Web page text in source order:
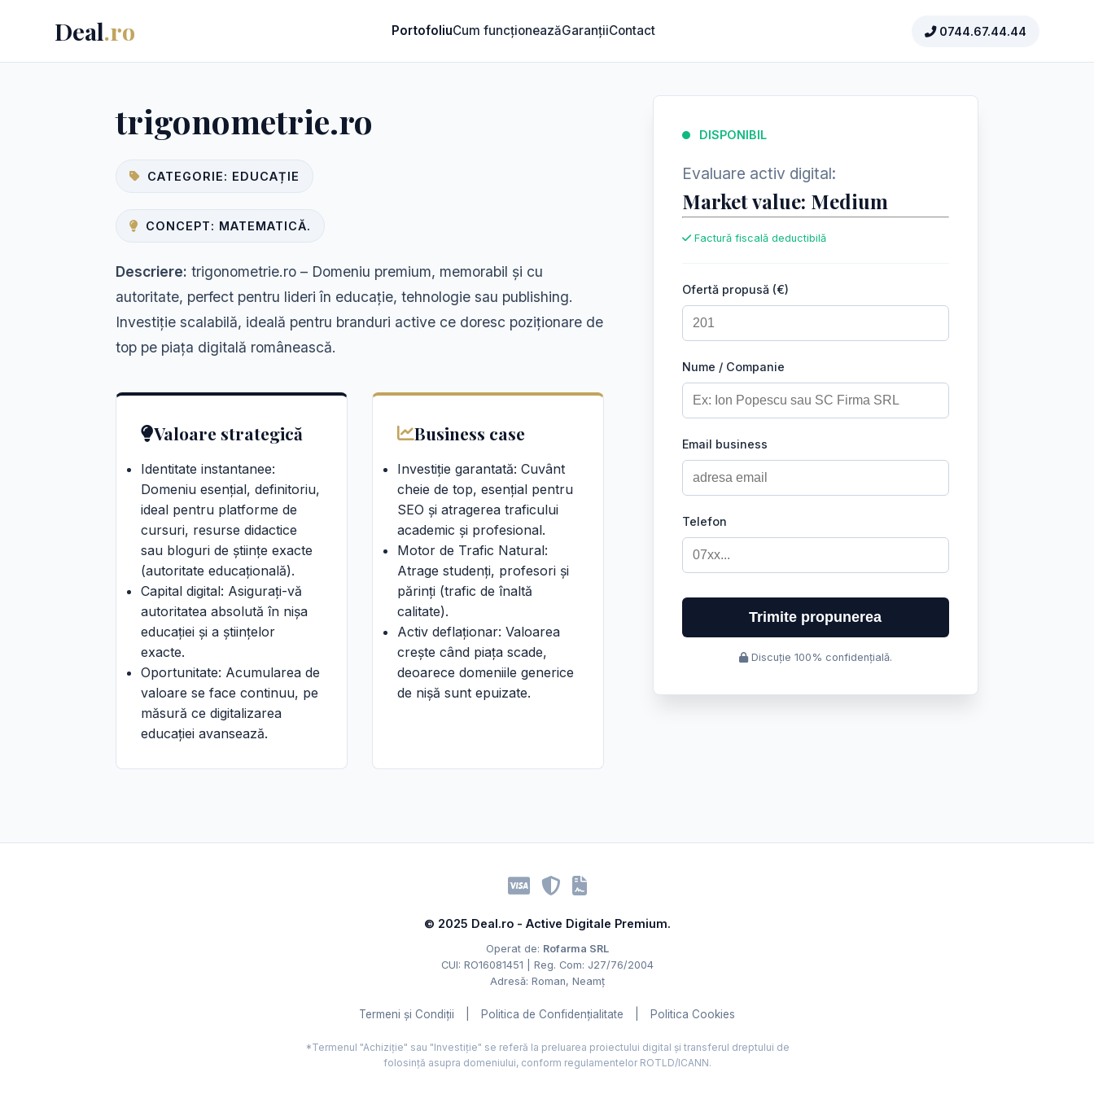
Deal.ro PortofoliuCum funcționeazăGaranțiiContact 0744.67.44.44
trigonometrie.ro
CATEGORIE: EDUCAȚIE
CONCEPT: MATEMATICĂ.
Descriere: trigonometrie.ro – Domeniu premium, memorabil și cu
autoritate, perfect pentru lideri în educație, tehnologie sau publishing.
Investiție scalabilă, ideală pentru branduri active ce doresc poziționare de
top pe piața digitală românească.
Valoare strategică
Identitate instantanee:
Domeniu esențial, definitoriu,
ideal pentru platforme de
cursuri, resurse didactice
sau bloguri de științe exacte
(autoritate educațională).
Capital digital: Asigurați-vă
autoritatea absolută în nișa
educației și a științelor
exacte.
Oportunitate: Acumularea de
valoare se face continuu, pe
măsură ce digitalizarea
educației avansează.
Business case
Investiție garantată: Cuvânt
cheie de top, esențial pentru
SEO și atragerea traficului
academic și profesional.
Motor de Trafic Natural:
Atrage studenți, profesori și
părinți (trafic de înaltă
calitate).
Activ deflaționar: Valoarea
crește când piața scade,
deoarece domeniile generice
de nișă sunt epuizate.
DISPONIBIL
Evaluare activ digital:
Market value: Medium
Factură fiscală deductibilă
Ofertă propusă (€)
Nume / Companie
Email business
Telefon
Trimite propunerea
Discuție 100% confidențială.
© 2025 Deal.ro - Active Digitale Premium.
Operat de: Rofarma SRL
CUI: RO16081451 | Reg. Com: J27/76/2004
Adresă: Roman, Neamț
Termeni și Condiții Politica de Confidențialitate Politica Cookies
*Termenul "Achiziție" sau "Investiție" se referă la preluarea proiectului digital și transferul dreptului de
folosință asupra domeniului, conform regulamentelor ROTLD/ICANN.